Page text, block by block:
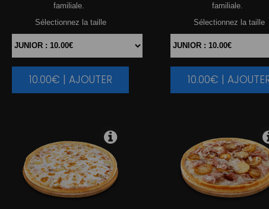
familiale.
Sélectionnez la taille
|
10.00€ | AJOUTER
familiale.
Sélectionnez la taille
|
10.00€ |